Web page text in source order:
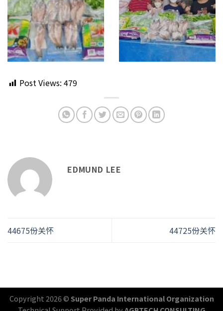
Post Views: 479
EDMUND LEE
44675份关怀 44725份关怀
Copyright 2026 © Super Panda International Organization